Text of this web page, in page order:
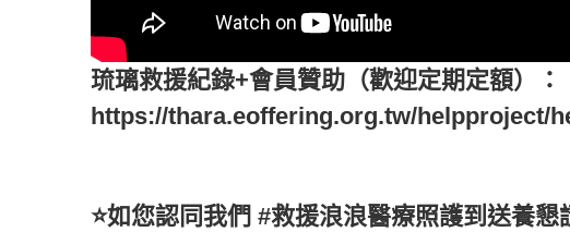
琉璃救援紀錄+會員贊助（歡迎定期定額）：
https://thara.eoffering.org.tw/helpproject/
⭐️如您認同我們 #救援浪浪醫療照護到送養懇